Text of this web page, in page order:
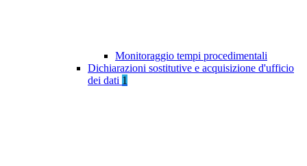
Monitoraggio tempi procedimentali
Dichiarazioni sostitutive e acquisizione d'ufficio
dei dati 1